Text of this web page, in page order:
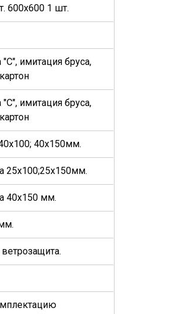
600х600 1 шт.
"С", имитация бруса,
"С", имитация бруса,
40х150мм.
25х100;25х150мм.
40х150 мм.